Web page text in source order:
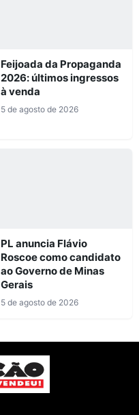
Feijoada da Propaganda
2026: últimos ingressos
à venda
5 de agosto de 2026
PL anuncia Flávio
Roscoe como candidato
ao Governo de Minas
Gerais
5 de agosto de 2026